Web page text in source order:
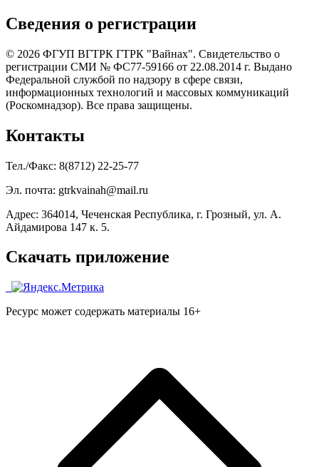
Сведения о регистрации
© 2026 ФГУП ВГТРК ГТРК "Вайнах". Свидетельство о
регистрации СМИ № ФС77-59166 от 22.08.2014 г. Выдано
Федеральной службой по надзору в сфере связи,
информационных технологий и массовых коммуникаций
(Роскомнадзор). Все права защищены.
Контакты
Тел./Факс: 8(8712) 22-25-77
Эл. почта: gtrkvainah@mail.ru
Адрес: 364014, Чеченская Республика, г. Грозный, ул. А.
Айдамирова 147 к. 5.
Скачать приложение
Ресурс может содержать материалы 16+